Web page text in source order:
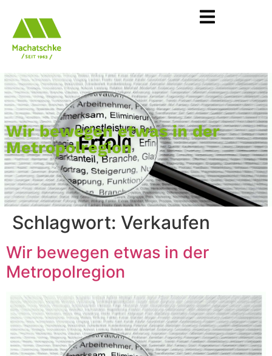
Wir bewegen etwas in der
Metropolregion
Schlagwort: Verkaufen
Wir bewegen etwas in der
Metropolregion